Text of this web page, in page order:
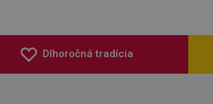
Dlhoročná tradícia